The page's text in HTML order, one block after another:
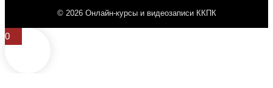
© 2026 Онлайн-курсы и видеозаписи ККПК
0